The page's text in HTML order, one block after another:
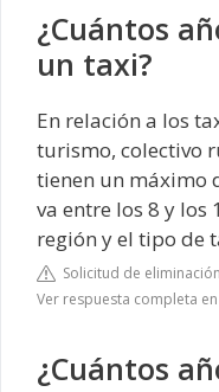
¿Cuántos
un taxi?
En relación a los
turismo, colectivo
tienen un máximo
va entre los 8 y los
región y el tipo de
Solicitud de eliminación
Ver respuesta completa
¿Cuántos